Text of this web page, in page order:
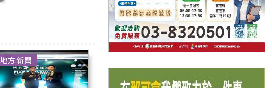
地方新聞